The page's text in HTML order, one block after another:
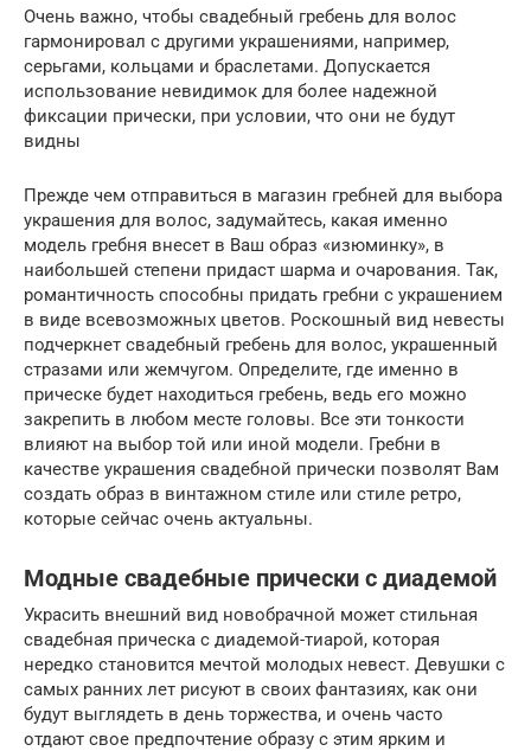
Очень важно, чтобы свадебный гребень для волос
гармонировал с другими украшениями, например,
серьгами, кольцами и браслетами. Допускается
использование невидимок для более надежной
фиксации прически, при условии, что они не будут
видны
Прежде чем отправиться в магазин гребней для выбора
украшения для волос, задумайтесь, какая именно
модель гребня внесет в Ваш образ «изюминку», в
наибольшей степени придаст шарма и очарования. Так,
романтичность способны придать гребни с украшением
в виде всевозможных цветов. Роскошный вид невесты
подчеркнет свадебный гребень для волос, украшенный
стразами или жемчугом. Определите, где именно в
прическе будет находиться гребень, ведь его можно
закрепить в любом месте головы. Все эти тонкости
влияют на выбор той или иной модели. Гребни в
качестве украшения свадебной прически позволят Вам
создать образ в винтажном стиле или стиле ретро,
которые сейчас очень актуальны.
Модные свадебные прически с диадемой
Украсить внешний вид новобрачной может стильная
свадебная прическа с диадемой-тиарой, которая
нередко становится мечтой молодых невест. Девушки с
самых ранних лет рисуют в своих фантазиях, как они
будут выглядеть в день торжества, и очень часто
отдают свое предпочтение образу с этим ярким и